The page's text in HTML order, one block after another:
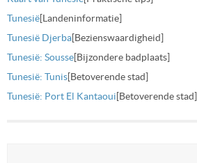
Tunesië[Landeninformatie]
Tunesië Djerba[Bezienswaardigheid]
Tunesië: Sousse[Bijzondere badplaats]
Tunesië: Tunis[Betoverende stad]
Tunesië: Port El Kantaoui[Betoverende stad]